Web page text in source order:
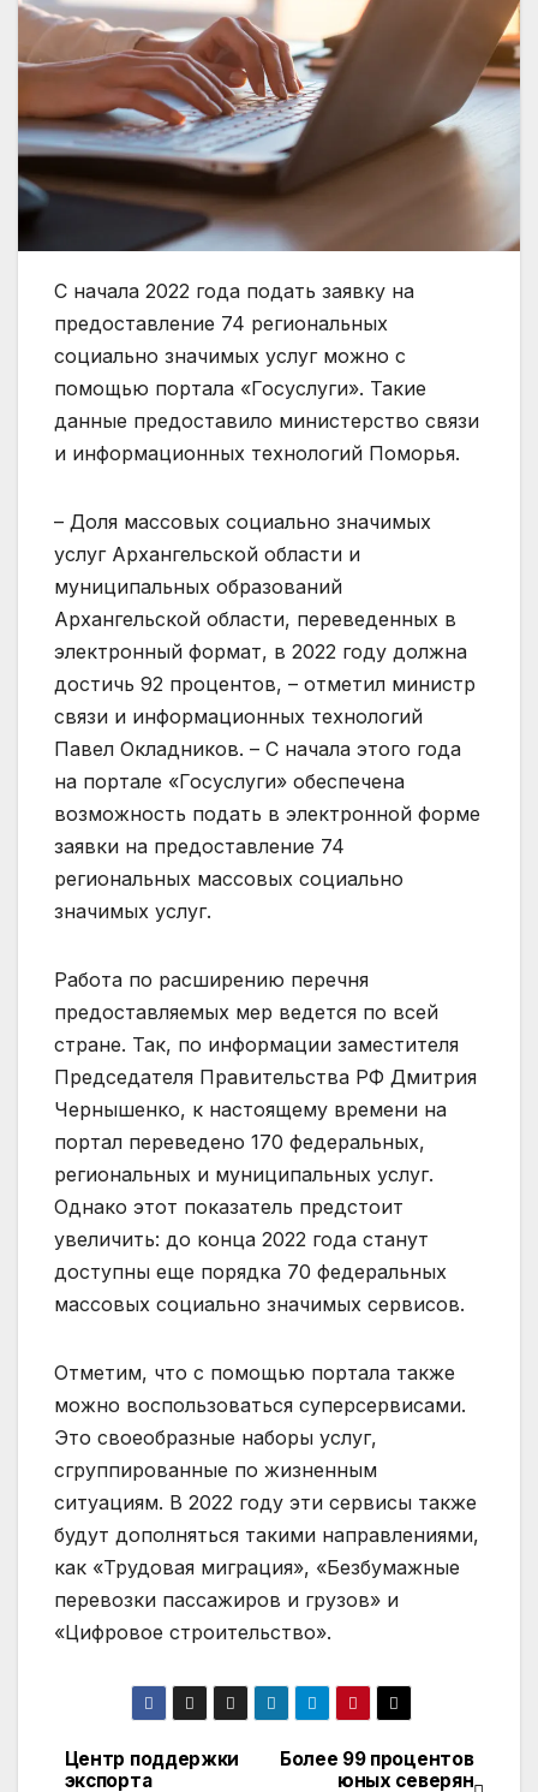
С начала 2022 года подать заявку на
предоставление 74 региональных
социально значимых услуг можно с
помощью портала «Госуслуги». Такие
данные предоставило министерство связи
и информационных технологий Поморья.
– Доля массовых социально значимых
услуг Архангельской области и
муниципальных образований
Архангельской области, переведенных в
электронный формат, в 2022 году должна
достичь 92 процентов, – отметил министр
связи и информационных технологий
Павел Окладников. – С начала этого года
на портале «Госуслуги» обеспечена
возможность подать в электронной форме
заявки на предоставление 74
региональных массовых социально
значимых услуг.
Работа по расширению перечня
предоставляемых мер ведется по всей
стране. Так, по информации заместителя
Председателя Правительства РФ Дмитрия
Чернышенко, к настоящему времени на
портал переведено 170 федеральных,
региональных и муниципальных услуг.
Однако этот показатель предстоит
увеличить: до конца 2022 года станут
доступны еще порядка 70 федеральных
массовых социально значимых сервисов.
Отметим, что с помощью портала также
можно воспользоваться суперсервисами.
Это своеобразные наборы услуг,
сгруппированные по жизненным
ситуациям. В 2022 году эти сервисы также
будут дополняться такими направлениями,
как «Трудовая миграция», «Безбумажные
перевозки пассажиров и грузов» и
«Цифровое строительство».
Навигация
Более 99 процентов
юных северян
Центр поддержки
экспорта